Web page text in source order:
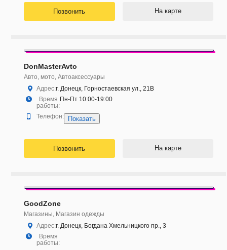
Позвонить На карте
DonMasterAvto
Авто, мото, Автоаксессуары
Адрес:г. Донецк, Горностаевская ул., 21В
Время
работы:
Пн-Пт 10:00-19:00
Телефон: Показать
Позвонить На карте
GoodZone
Магазины, Магазин одежды
Адрес:г. Донецк, Богдана Хмельницкого пр., 3
Время
работы: